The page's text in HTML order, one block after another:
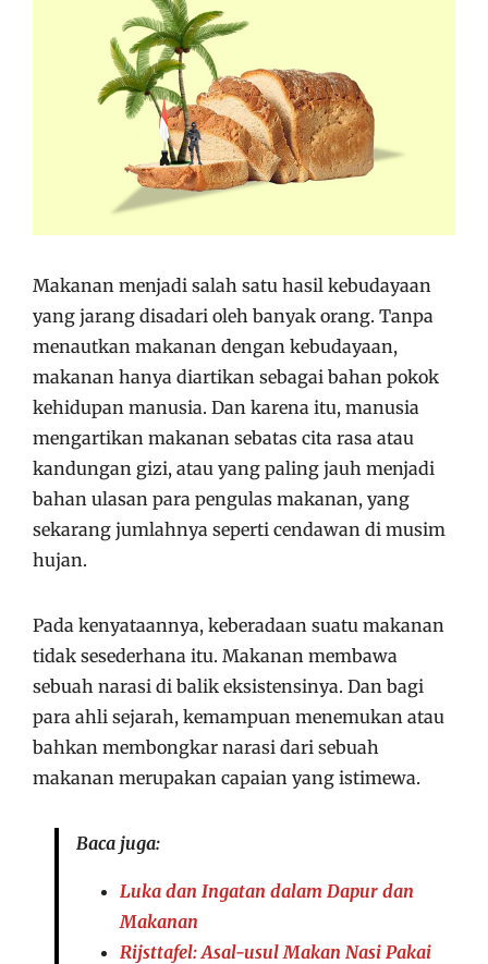
Makanan menjadi salah satu hasil kebudayaan
yang jarang disadari oleh banyak orang. Tanpa
menautkan makanan dengan kebudayaan,
makanan hanya diartikan sebagai bahan pokok
kehidupan manusia. Dan karena itu, manusia
mengartikan makanan sebatas cita rasa atau
kandungan gizi, atau yang paling jauh menjadi
bahan ulasan para pengulas makanan, yang
sekarang jumlahnya seperti cendawan di musim
hujan.
Pada kenyataannya, keberadaan suatu makanan
tidak sesederhana itu. Makanan membawa
sebuah narasi di balik eksistensinya. Dan bagi
para ahli sejarah, kemampuan menemukan atau
bahkan membongkar narasi dari sebuah
makanan merupakan capaian yang istimewa.
Baca juga:
Luka dan Ingatan dalam Dapur dan
Makanan
Rijsttafel: Asal-usul Makan Nasi Pakai